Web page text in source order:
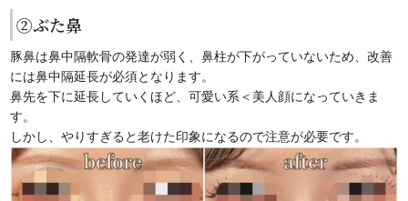
②ぶた鼻
豚鼻は鼻中隔軟骨の発達が弱く、鼻柱が下がっていないため、改善
には鼻中隔延長が必須となります。
鼻先を下に延長していくほど、可愛い系＜美人顔になっていきま
す。
しかし、やりすぎると老けた印象になるので注意が必要です。